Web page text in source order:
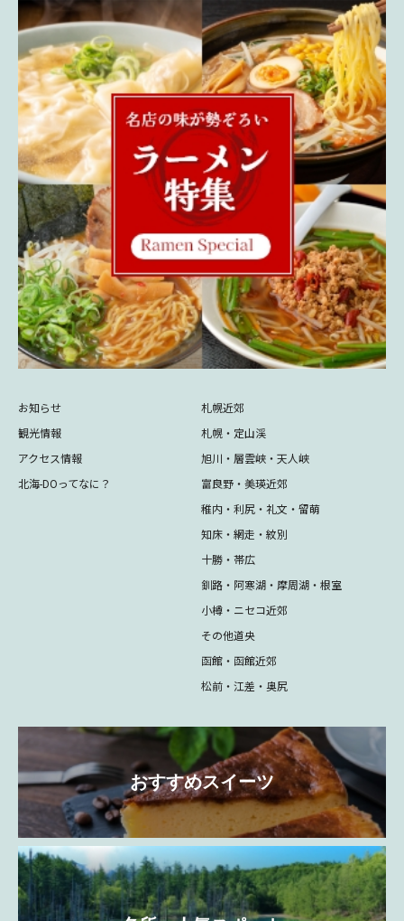
お知らせ
観光情報
アクセス情報
北海-DOってなに？
札幌近郊
札幌・定山渓
旭川・層雲峡・天人峡
富良野・美瑛近郊
稚内・利尻・礼文・留萌
知床・網走・紋別
十勝・帯広
釧路・阿寒湖・摩周湖・根室
小樽・ニセコ近郊
その他道央
函館・函館近郊
松前・江差・奥尻
おすすめスイーツ